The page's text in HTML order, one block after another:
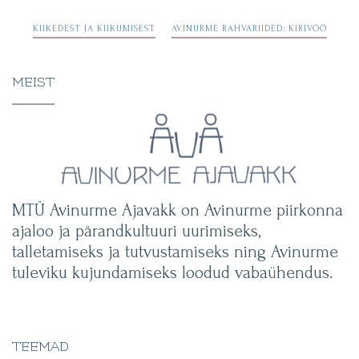
Navigeerimine
KIIKEDEST JA KIIKUMISEST AVINURME RAHVARIIDED: KIRIVÖÖ
MEIST
MTÜ Avinurme Ajavakk on Avinurme piirkonna
ajaloo ja pärandkultuuri uurimiseks,
talletamiseks ja tutvustamiseks ning Avinurme
tuleviku kujundamiseks loodud vabaühendus.
TEEMAD